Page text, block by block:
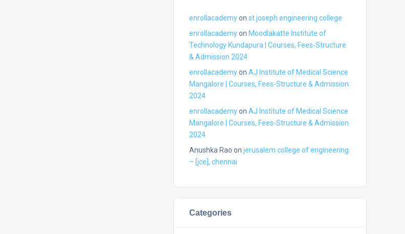
enrollacademyon st joseph engineering college
enrollacademyon Moodlakatte Institute of
Technology Kundapura | Courses, Fees-Structure
& Admission 2024
enrollacademyon AJ Institute of Medical Science
Mangalore | Courses, Fees-Structure & Admission
2024
enrollacademyon AJ Institute of Medical Science
Mangalore | Courses, Fees-Structure & Admission
2024
Anushka Rao on jerusalem college of engineering
– [jce], chennai
Categories